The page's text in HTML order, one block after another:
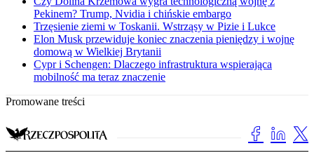
Pekinem? Trump, Nvidia i chińskie embargo
Trzęsienie ziemi w Toskanii. Wstrząsy w Pizie i Lukce
Elon Musk przewiduje koniec znaczenia pieniędzy i wojnę
domową w Wielkiej Brytanii
Cypr i Schengen: Dlaczego infrastruktura wspierająca
mobilność ma teraz znaczenie
Promowane treści